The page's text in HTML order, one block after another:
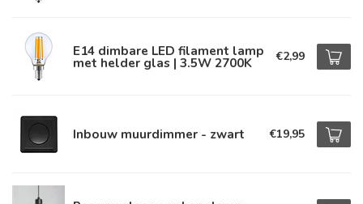
E14 dimbare LED filament lamp
met helder glas | 3.5W 2700K €2,99
Inbouw muurdimmer - zwart €19,95